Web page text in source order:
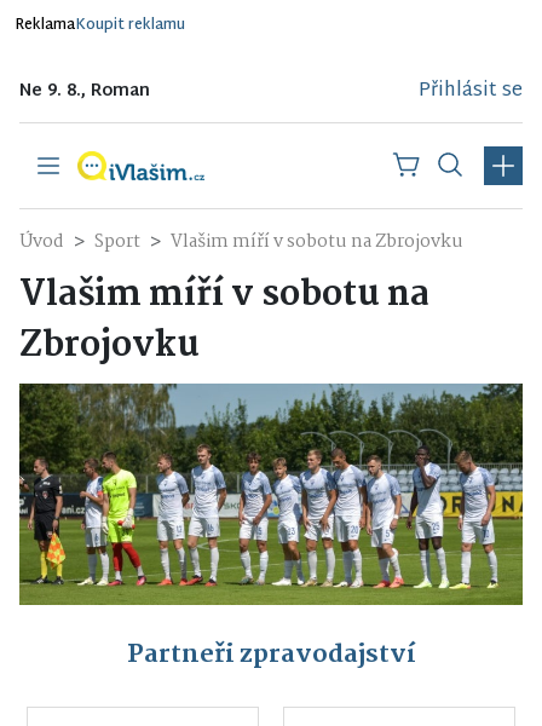
ReklamaKoupit reklamu
Ne 9. 8., Roman Přihlásit se
Úvod Sport Vlašim míří v sobotu na Zbrojovku
Vlašim míří v sobotu na
Zbrojovku
Partneři zpravodajství